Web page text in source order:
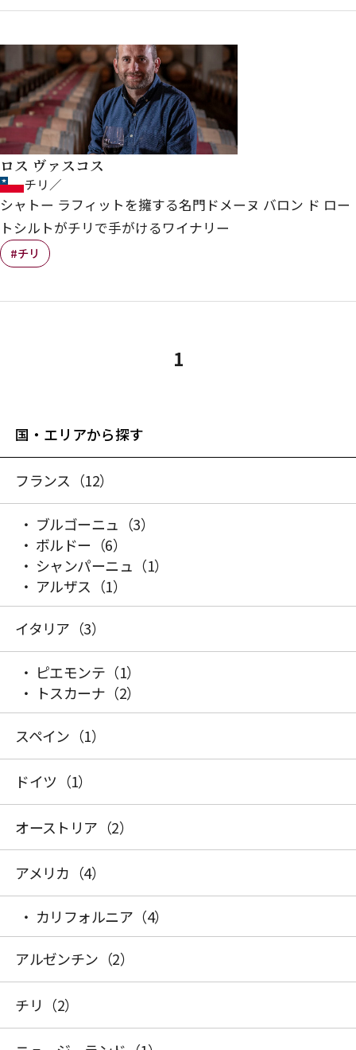
ロス ヴァスコス
チリ／
シャトー ラフィットを擁する名門ドメーヌ バロン ド ロー
トシルトがチリで手がけるワイナリー
#チリ
1
国・エリアから探す
フランス （12）
ブルゴーニュ （3）
ボルドー （6）
シャンパーニュ （1）
アルザス （1）
イタリア （3）
ピエモンテ （1）
トスカーナ （2）
スペイン （1）
ドイツ （1）
オーストリア （2）
アメリカ （4）
カリフォルニア （4）
アルゼンチン （2）
チリ （2）